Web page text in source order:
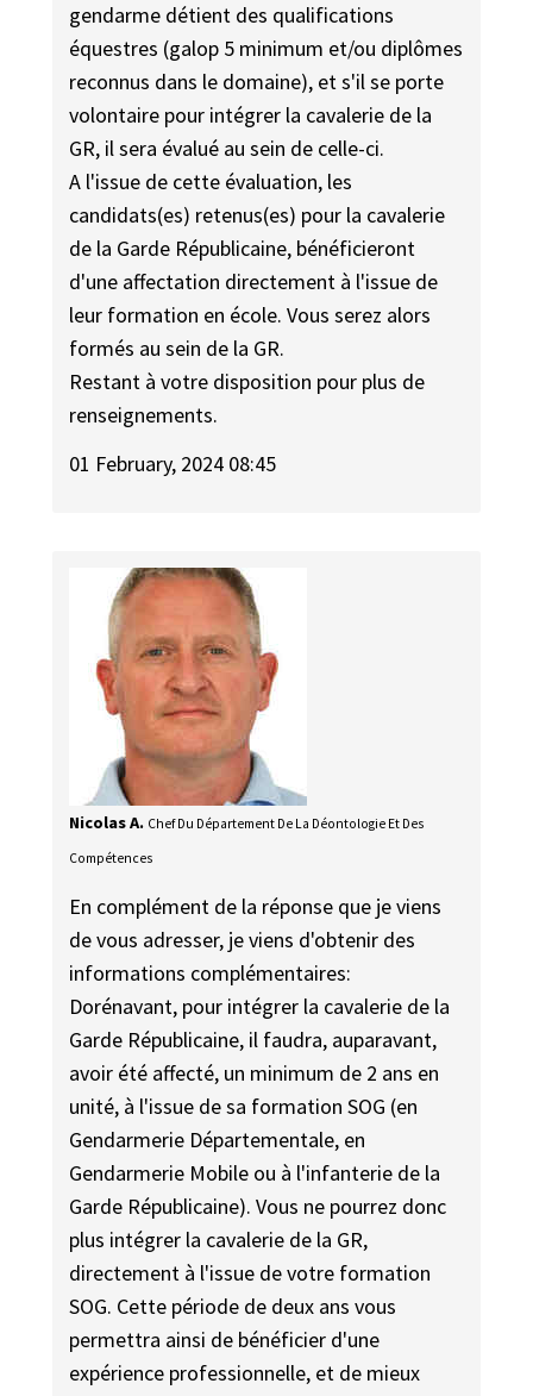
gendarme détient des qualifications
équestres (galop 5 minimum et/ou diplômes
reconnus dans le domaine), et s'il se porte
volontaire pour intégrer la cavalerie de la
GR, il sera évalué au sein de celle-ci.
A l'issue de cette évaluation, les
candidats(es) retenus(es) pour la cavalerie
de la Garde Républicaine, bénéficieront
d'une affectation directement à l'issue de
leur formation en école. Vous serez alors
formés au sein de la GR.
Restant à votre disposition pour plus de
renseignements.
01 February, 2024 08:45
Nicolas A. Chef Du Département De La Déontologie Et Des
Compétences
En complément de la réponse que je viens
de vous adresser, je viens d'obtenir des
informations complémentaires:
Dorénavant, pour intégrer la cavalerie de la
Garde Républicaine, il faudra, auparavant,
avoir été affecté, un minimum de 2 ans en
unité, à l'issue de sa formation SOG (en
Gendarmerie Départementale, en
Gendarmerie Mobile ou à l'infanterie de la
Garde Républicaine). Vous ne pourrez donc
plus intégrer la cavalerie de la GR,
directement à l'issue de votre formation
SOG. Cette période de deux ans vous
permettra ainsi de bénéficier d'une
expérience professionnelle, et de mieux